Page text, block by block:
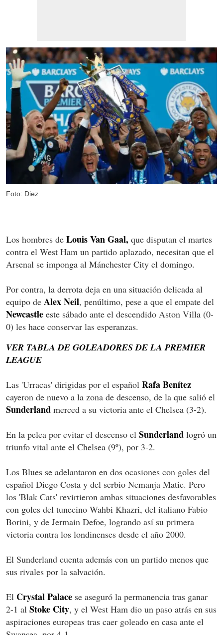
Foto: Diez
Los hombres de Louis Van Gaal, que disputan el martes
contra el West Ham un partido aplazado, necesitan que el
Arsenal se imponga al Mánchester City el domingo.
Por contra, la derrota deja en una situación delicada al
equipo de Alex Neil, penúltimo, pese a que el empate del
Newcastle este sábado ante el descendido Aston Villa (0-
0) les hace conservar las esperanzas.
VER TABLA DE GOLEADORES DE LA PREMIER
LEAGUE
Las 'Urracas' dirigidas por el español Rafa Benítez
cayeron de nuevo a la zona de descenso, de la que salió el
Sunderland merced a su victoria ante el Chelsea (3-2).
En la pelea por evitar el descenso el Sunderland logró un
triunfo vital ante el Chelsea (9º), por 3-2.
Los Blues se adelantaron en dos ocasiones con goles del
español Diego Costa y del serbio Nemanja Matic. Pero
los 'Blak Cats' revirtieron ambas situaciones desfavorables
con goles del tunecino Wahbi Khazri, del italiano Fabio
Borini, y de Jermain Defoe, logrando así su primera
victoria contra los londinenses desde el año 2000.
El Sunderland cuenta además con un partido menos que
sus rivales por la salvación.
El Crystal Palace se aseguró la permanencia tras ganar
2-1 al Stoke City, y el West Ham dio un paso atrás en sus
aspiraciones europeas tras caer goleado en casa ante el